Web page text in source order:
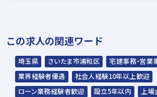
スラッシュ株式会社からのご連絡
ださい。
ご連絡までに7日程度いただく場
す。予めご了承ください。
この求人の関連ワード
埼玉県 さいたま市浦和区 宅建事務・営業
業界経験者優遇
社会人経験10年以上歓迎
ローン業務経験者歓迎
設立5年以内
上場